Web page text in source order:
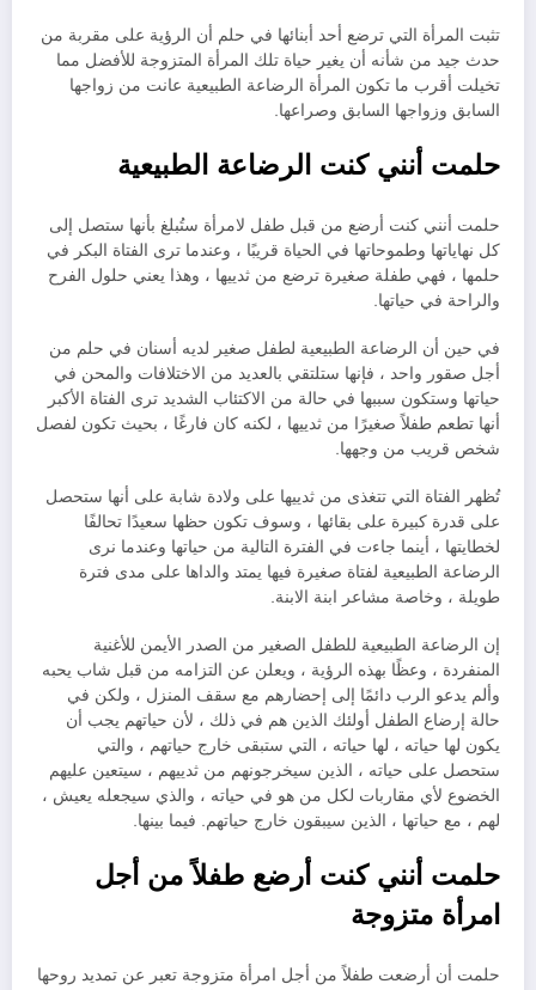
تثبت المرأة التي ترضع أحد أبنائها في حلم أن الرؤية على مقربة من
حدث جيد من شأنه أن يغير حياة تلك المرأة المتزوجة للأفضل مما
تخيلت أقرب ما تكون المرأة الرضاعة الطبيعية عانت من زواجها
السابق وزواجها السابق وصراعها.
حلمت أنني كنت الرضاعة الطبيعية
حلمت أنني كنت أرضع من قبل طفل لامرأة ستُبلغ بأنها ستصل إلى
كل نهاياتها وطموحاتها في الحياة قريبًا ، وعندما ترى الفتاة البكر في
حلمها ، فهي طفلة صغيرة ترضع من ثدييها ، وهذا يعني حلول الفرح
والراحة في حياتها.
في حين أن الرضاعة الطبيعية لطفل صغير لديه أسنان في حلم من
أجل صقور واحد ، فإنها ستلتقي بالعديد من الاختلافات والمحن في
حياتها وستكون سببها في حالة من الاكتئاب الشديد ترى الفتاة الأكبر
أنها تطعم طفلاً صغيرًا من ثدييها ، لكنه كان فارغًا ، بحيث تكون لفصل
شخص قريب من وجهها.
تُظهر الفتاة التي تتغذى من ثدييها على ولادة شابة على أنها ستحصل
على قدرة كبيرة على بقائها ، وسوف تكون حظها سعيدًا تحالفًا
لخطايتها ، أينما جاءت في الفترة التالية من حياتها وعندما نرى
الرضاعة الطبيعية لفتاة صغيرة فيها يمتد والداها على مدى فترة
طويلة ، وخاصة مشاعر ابنة الابنة.
إن الرضاعة الطبيعية للطفل الصغير من الصدر الأيمن للأغنية
المنفردة ، وعظًا بهذه الرؤية ، ويعلن عن التزامه من قبل شاب يحبه
وألم يدعو الرب دائمًا إلى إحضارهم مع سقف المنزل ، ولكن في
حالة إرضاع الطفل أولئك الذين هم في ذلك ، لأن حياتهم يجب أن
يكون لها حياته ، لها حياته ، التي ستبقى خارج حياتهم ، والتي
ستحصل على حياته ، الذين سيخرجونهم من ثدييهم ، سيتعين عليهم
الخضوع لأي مقاربات لكل من هو في حياته ، والذي سيجعله يعيش ،
لهم ، مع حياتها ، الذين سيبقون خارج حياتهم. فيما بينها.
حلمت أنني كنت أرضع طفلاً من أجل
امرأة متزوجة
حلمت أن أرضعت طفلاً من أجل امرأة متزوجة تعبر عن تمديد روحها